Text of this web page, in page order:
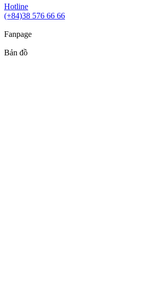
Hotline
(+84)38 576 66 66
Fanpage
Bản đồ